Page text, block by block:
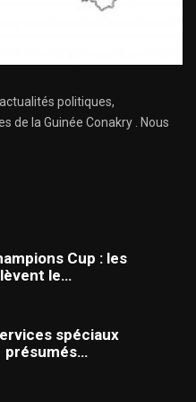
politiques,
de la Guinée Conakry . Nous
Cup : les
le…
spéciaux
présumés…